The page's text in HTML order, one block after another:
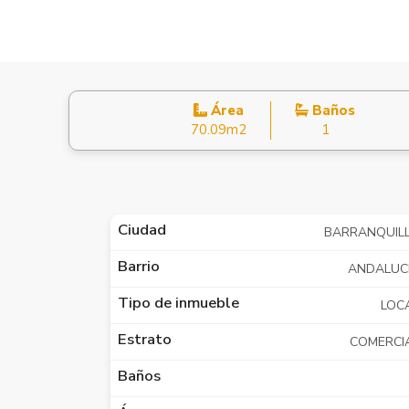
Área
70.09m2
Baños
1
Ciudad
Barrio
Tipo de inmueble
Estrato
Baños